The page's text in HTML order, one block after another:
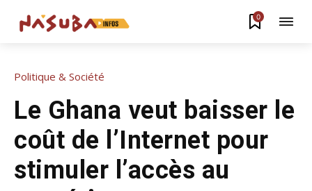
0
Politique & Société
Le Ghana veut baisser le
coût de l’Internet pour
stimuler l’accès au